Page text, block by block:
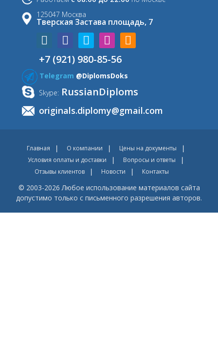
125047 Москва
Тверская Застава площадь, 7
+7 (921) 980-85-56
Telegram @DiplomsDoks
Skype: RussianDiploms
originals.diplomy@gmail.com
Главная О компании
Цены на документы
Условия оплаты и доставки
Вопросы и ответы
Отзывы клиентов
Новости Контакты
© 2003-2026 Любое использование материалов сайта
допустимо только с письменного разрешения авторов.